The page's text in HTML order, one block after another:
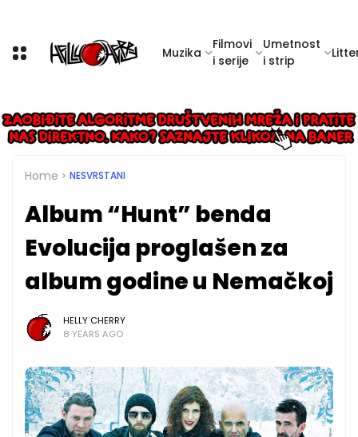
Muzika
Filmovi
i serije
Umetnost
i strip
Home NESVRSTANI
Album “Hunt” benda
Evolucija proglašen za
album godine u Nemačkoj
HELLY CHERRY
8 YEARS AGO